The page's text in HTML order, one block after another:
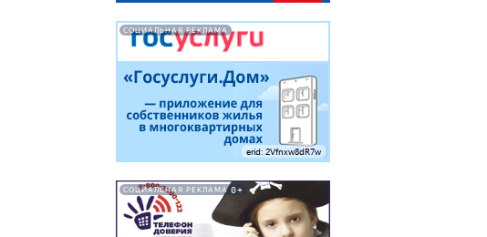
СОЦИАЛЬНАЯ РЕКЛАМА
erid: 2Vfnxw8dR7w
СОЦИАЛЬНАЯ РЕКЛАМА 0+